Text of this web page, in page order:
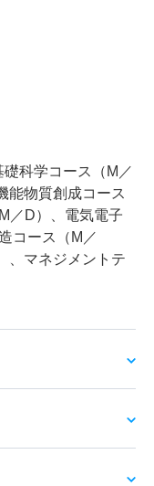
科学コース（M／
能物質創成コース
／D）、電気電子
コース（M／
、マネジメントテ